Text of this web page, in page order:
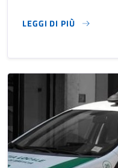
LEGGI DI PIÙ
SU PARCHEGGI DELLA